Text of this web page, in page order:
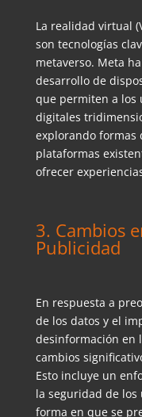
La realidad virtual
son tecnologías
metaverso. Meta
desarrollo de
que permiten a los
digitales
explorando formas
plataformas
ofrecer
3. Cambios
Publicidad
En respuesta a
de los datos y el
desinformación en
cambios
Esto incluye un
la seguridad de los
forma en que se